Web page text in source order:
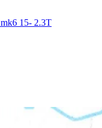
15- 2.3T